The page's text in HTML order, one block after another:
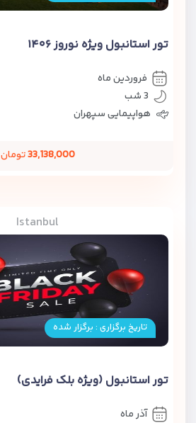
تور استانبول ویژه نوروز ۱۴۰۶
فروردین ماه
3 شب
هواپیمایی سپهران
33,138,000تومان
Istanbul
تاریخ برگزاری : برگزار شده
تور استانبول (ویژه بلک فرایدی)
آذر ماه